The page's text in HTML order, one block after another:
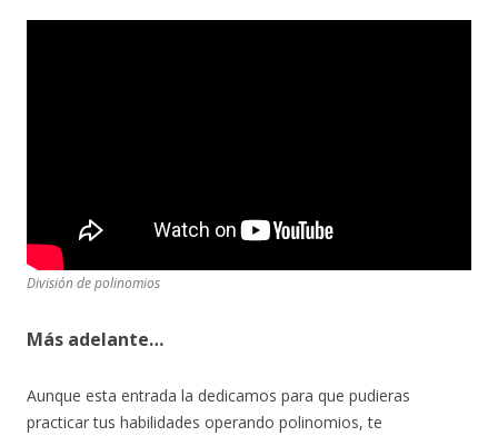
División de polinomios
Más adelante…
Aunque esta entrada la dedicamos para que pudieras
practicar tus habilidades operando polinomios, te